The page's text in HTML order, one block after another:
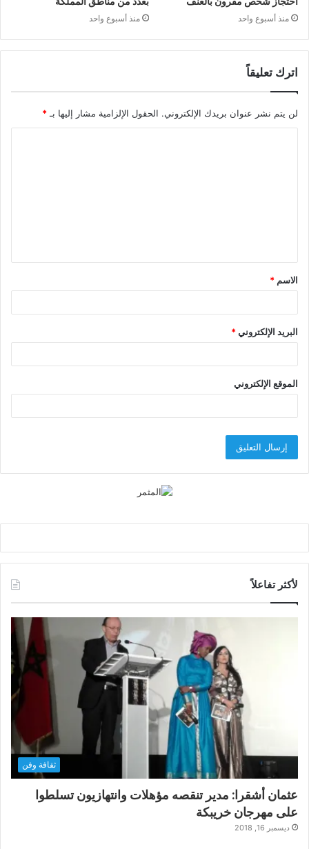
منذ أسبوع واحد منذ أسبوع واحد
اترك تعليقاً
لن يتم نشر عنوان بريدك الإلكتروني. الحقول الإلزامية مشار إليها بـ *
ق
*
الاسم *
البريد الإلكتروني*
الموقع الإلكتروني
لأكثر تفاعلاً
ثقافة وفن
عثمان أشقرا: مدير تنقصه مؤهلات وانتهازيون تسلطوا
على مهرجان خريبكة
ديسمبر 16, 2018